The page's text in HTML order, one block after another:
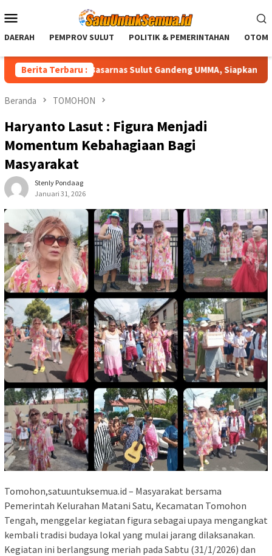
ke
Mobile
DAERAH PEMPROV SULUT POLITIK & PEMERINTAHAN
Berita Terbaru :
Basarnas Sulut Gandeng UMMA, Siapkan Mahasiswa
Beranda TOMOHON
Haryanto Lasut : Figura Menjadi
Momentum Kebahagiaan Bagi
Masyarakat
Stenly Pondaag
Januari 31, 2026
Tomohon,satuuntuksemua.id – Masyarakat bersama
Pemerintah Kelurahan Matani Satu, Kecamatan Tomohon
Tengah, menggelar kegiatan figura sebagai upaya mengangkat
kembali tradisi budaya lokal yang mulai jarang dilaksanakan.
Kegiatan ini berlangsung meriah pada Sabtu (31/1/2026) dan